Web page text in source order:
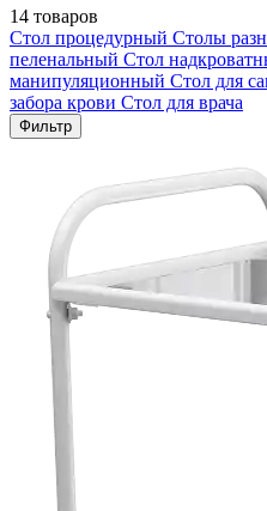
14 товаров
Стол процедурный Столы
пеленальный Стол
манипуляционный Стол для
забора крови Стол для врача
Фильтр